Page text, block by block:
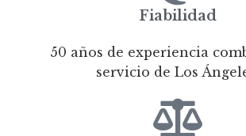
Fiabilidad
50 años de experiencia
servicio de Los